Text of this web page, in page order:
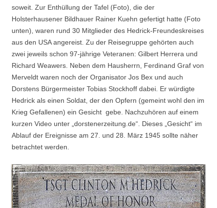
soweit. Zur Enthüllung der Tafel (Foto), die der
Holsterhausener Bildhauer Rainer Kuehn gefertigt hatte (Foto
unten), waren rund 30 Mitglieder des Hedrick-Freundeskreises
aus den USA angereist. Zu der Reisegruppe gehörten auch
zwei jeweils schon 97-jährige Veteranen: Gilbert Herrera und
Richard Weawers. Neben dem Hausherrn, Ferdinand Graf von
Merveldt waren noch der Organisator Jos Bex und auch
Dorstens Bürgermeister Tobias Stockhoff dabei. Er würdigte
Hedrick als einen Soldat, der den Opfern (gemeint wohl den im
Krieg Gefallenen) ein Gesicht gebe. Nachzuhören auf einem
kurzen Video unter „dorstenerzeitung.de“. Dieses „Gesicht“ im
Ablauf der Ereignisse am 27. und 28. März 1945 sollte näher
betrachtet werden.